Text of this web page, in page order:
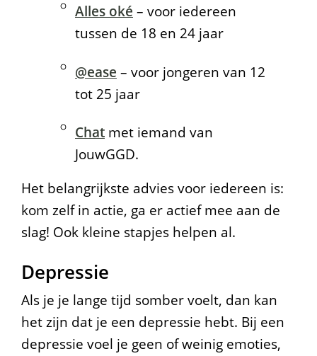
Alles oké – voor iedereen
tussen de 18 en 24 jaar
@ease – voor jongeren van 12
tot 25 jaar
Chat met iemand van
JouwGGD.
Het belangrijkste advies voor iedereen is:
kom zelf in actie, ga er actief mee aan de
slag! Ook kleine stapjes helpen al.
Depressie
Als je je lange tijd somber voelt, dan kan
het zijn dat je een depressie hebt. Bij een
depressie voel je geen of weinig emoties,